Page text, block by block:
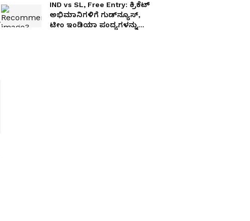
IND vs SL, Free Entry: ಕ್ರಿಕೆಟ್
ಅಭಿಮಾನಿಗಳಿಗೆ ಗುಡ್‌ನ್ಯೂಸ್,
ಟೀಂ ಇಂಡಿಯಾ ಪಂದ್ಯಗಳನ್ನು